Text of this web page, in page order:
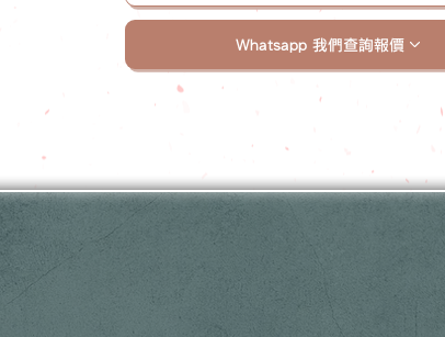
Whatsapp 我們查詢報價